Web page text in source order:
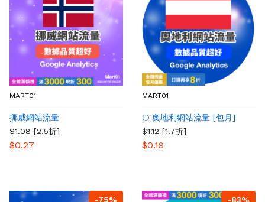
MART01
挪威網站流量
$1.08 [2.5折]
$0.27
MART01
🌕 奧地利網站流量 [包月]
$1.12 [1.7折]
$0.19
-75% -83%